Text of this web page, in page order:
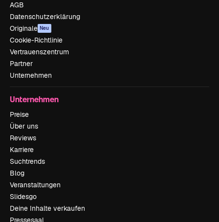
AGB
Datenschutzerklärung
Originale Neu
Cookie-Richtlinie
Vertrauenszentrum
Partner
Unternehmen
Unternehmen
Preise
Über uns
Reviews
Karriere
Suchtrends
Blog
Veranstaltungen
Slidesgo
Deine Inhalte verkaufen
Pressesaal